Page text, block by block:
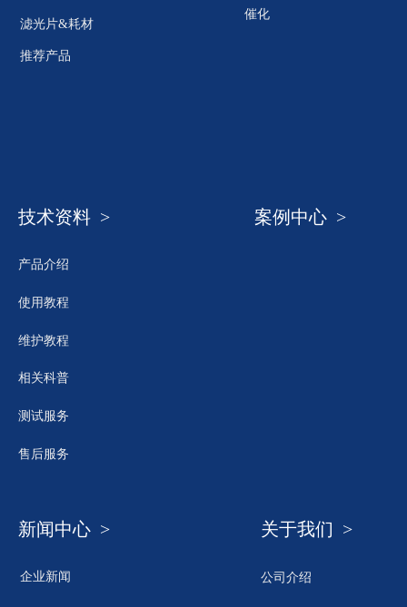
滤光片&耗材
推荐产品
催化
技术资料 >
产品介绍
使用教程
维护教程
相关科普
测试服务
售后服务
案例中心 >
新闻中心 >
企业新闻
关于我们 >
公司介绍